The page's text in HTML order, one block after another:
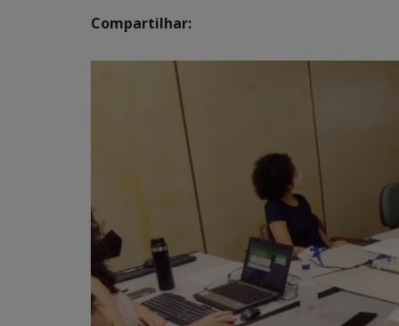
Compartilhar: